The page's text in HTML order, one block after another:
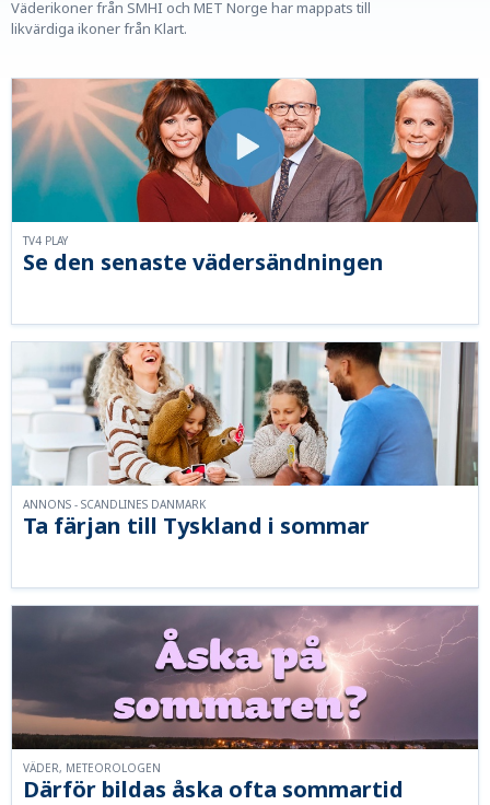
Väderikoner från SMHI och MET Norge har mappats till
likvärdiga ikoner från Klart.
Se den senaste vädersändningen
TV4 PLAY
Ta färjan till Tyskland i sommar
ANNONS - SCANDLINES DANMARK
Därför bildas åska ofta sommartid
VÄDER, METEOROLOGEN